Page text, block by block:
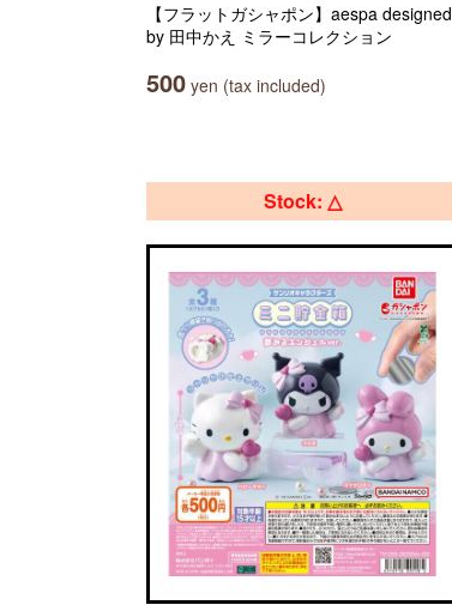
【フラットガシャポン】aespa designed
by 田中かえ ミラーコレクション
500 yen (tax included)
Stock: △